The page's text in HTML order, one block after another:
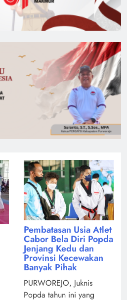
Pembatasan Usia Atlet
Cabor Bela Diri Popda
Jenjang Kedu dan
Provinsi Kecewakan
Banyak Pihak
PURWOREJO, Juknis
Popda tahun ini yang